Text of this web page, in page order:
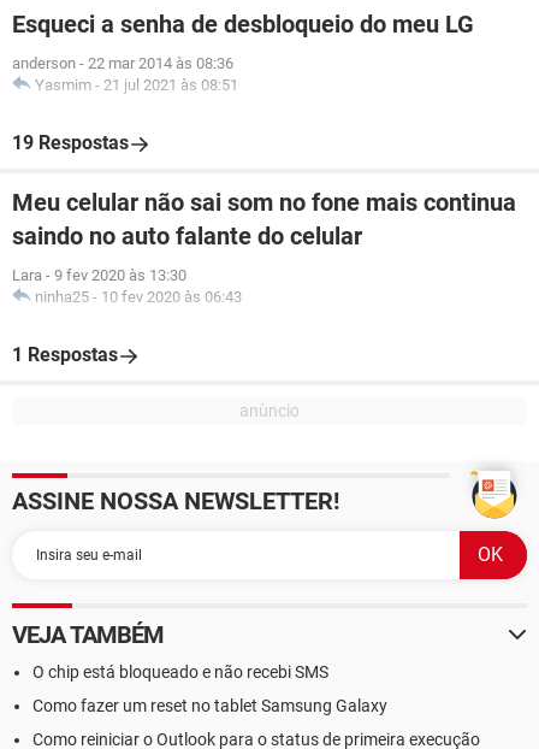
Esqueci a senha de desbloqueio do meu LG
anderson - 22 mar 2014 às 08:36
Yasmim - 21 jul 2021 às 08:51
19 Respostas
Meu celular não sai som no fone mais continua
saindo no auto falante do celular
Lara - 9 fev 2020 às 13:30
ninha25 - 10 fev 2020 às 06:43
1 Respostas
ASSINE NOSSA NEWSLETTER!
VEJA TAMBÉM
O chip está bloqueado e não recebi SMS
Como fazer um reset no tablet Samsung Galaxy
Como reiniciar o Outlook para o status de primeira execução